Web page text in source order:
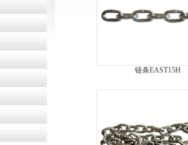
链条EAST15H